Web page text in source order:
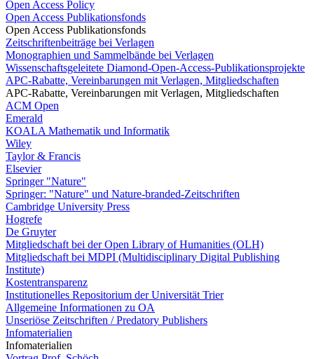
Open Access Policy
Open Access Publikationsfonds
Open Access Publikationsfonds
Zeitschriftenbeiträge bei Verlagen
Monographien und Sammelbände bei Verlagen
Wissenschaftsgeleitete Diamond-Open-Access-Publikationsprojekte
APC-Rabatte, Vereinbarungen mit Verlagen, Mitgliedschaften
APC-Rabatte, Vereinbarungen mit Verlagen, Mitgliedschaften
ACM Open
Emerald
KOALA Mathematik und Informatik
Wiley
Taylor & Francis
Elsevier
Springer "Nature"
Springer: "Nature" und Nature-branded-Zeitschriften
Cambridge University Press
Hogrefe
De Gruyter
Mitgliedschaft bei der Open Library of Humanities (OLH)
Mitgliedschaft bei MDPI (Multidisciplinary Digital Publishing
Institute)
Kostentransparenz
Institutionelles Repositorium der Universität Trier
Allgemeine Informationen zu OA
Unseriöse Zeitschriften / Predatory Publishers
Infomaterialien
Infomaterialien